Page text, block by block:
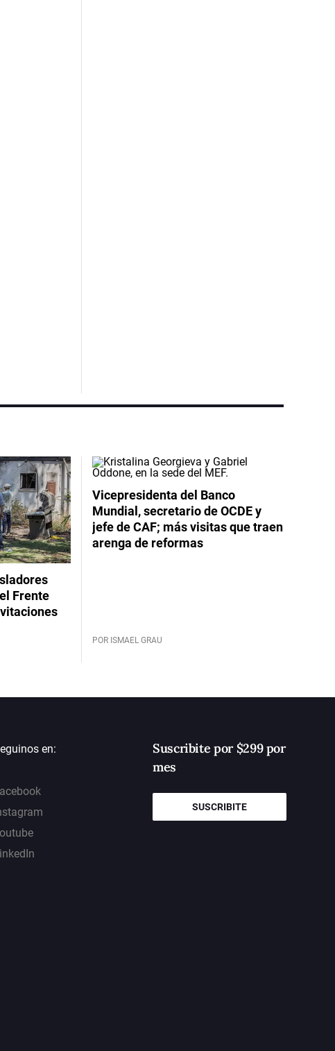
Frente
Vicepresidenta del Banco
Mundial, secretario de OCDE y
jefe de CAF; más visitas que traen
arenga de reformas
POR ISMAEL GRAU
en:
Suscribite por $299 por
mes
SUSCRIBITE